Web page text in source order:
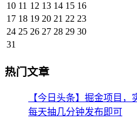
10 11 12 13 14 15 16
17 18 19 20 21 22 23
24 25 26 27 28 29 30
31
热门文章
【今日头条】掘金项目
每天抽几分钟发布即可